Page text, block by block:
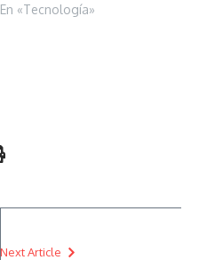
En «Tecnología»
Next Article